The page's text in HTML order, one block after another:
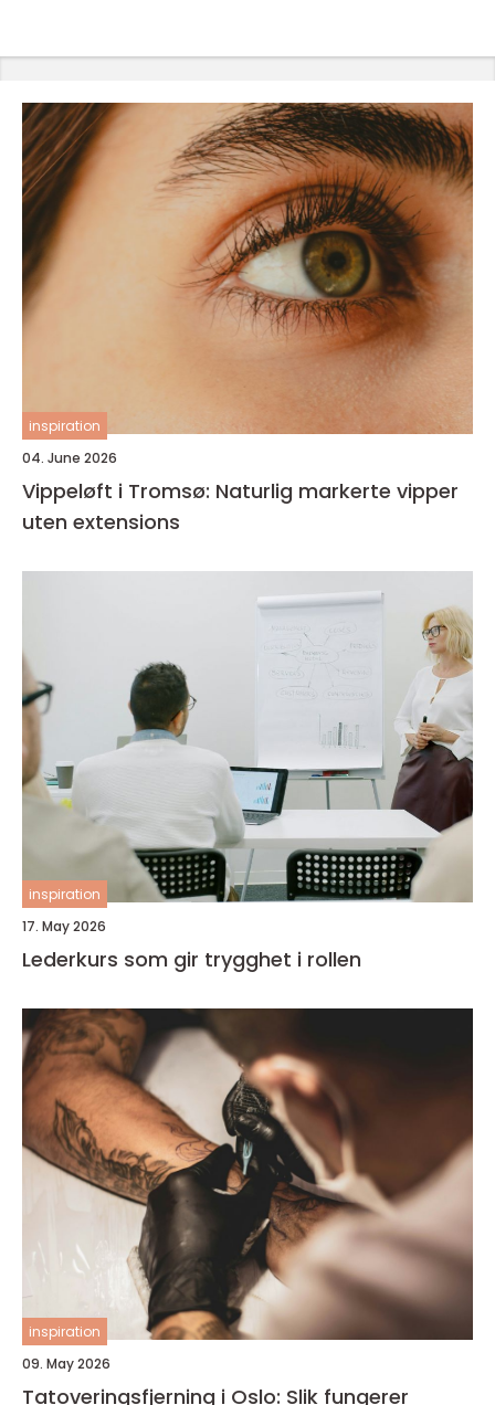
inspiration
04. June 2026
Vippeløft i Tromsø: Naturlig markerte vipper
uten extensions
inspiration
17. May 2026
Lederkurs som gir trygghet i rollen
inspiration
09. May 2026
Tatoveringsfjerning i Oslo: Slik fungerer